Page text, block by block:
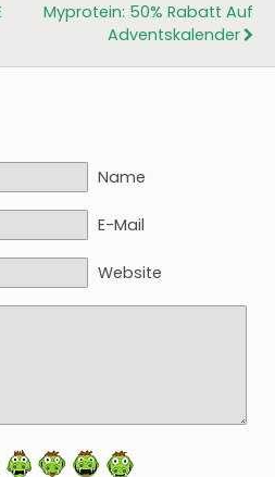
Myprotein: 50% Rabatt Auf
Adventskalender
Name
E-Mail
Website